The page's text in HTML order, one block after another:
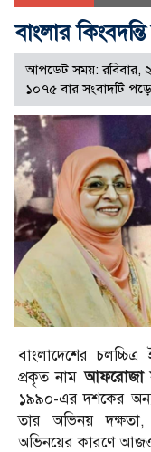
বাংলার
আপডেট সময়: রবিবার,
১০৭৫ বার সংবাদটি
বাংলাদেশের
প্রকৃত নামআফরোজা
১৯৯০-এর দশকের
তার অভিনয় দক্ষতা,
অভিনয়ের কারণে আজও